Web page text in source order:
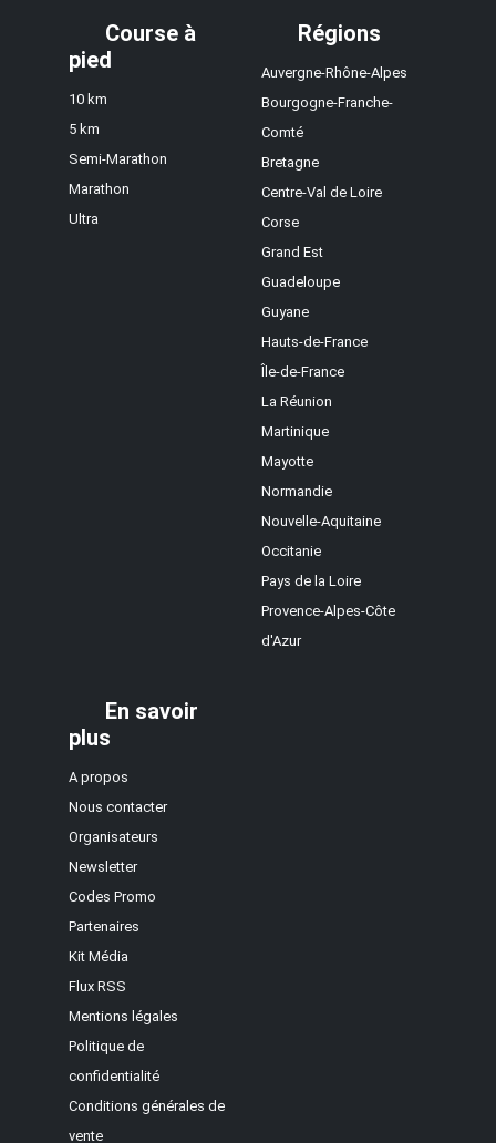
Course à
pied
10 km
5 km
Semi-Marathon
Marathon
Ultra
Régions
Auvergne-Rhône-Alpes
Bourgogne-Franche-
Comté
Bretagne
Centre-Val de Loire
Corse
Grand Est
Guadeloupe
Guyane
Hauts-de-France
Île-de-France
La Réunion
Martinique
Mayotte
Normandie
Nouvelle-Aquitaine
Occitanie
Pays de la Loire
Provence-Alpes-Côte
d'Azur
En savoir
plus
A propos
Nous contacter
Organisateurs
Newsletter
Codes Promo
Partenaires
Kit Média
Flux RSS
Mentions légales
Politique de
confidentialité
Conditions générales de
vente